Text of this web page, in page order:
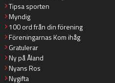
Tipsa sporten
Myndig
100 ord från din förening
Föreningarnas Kom ihåg
Gratulerar
Ny på Åland
Nyans Ros
Nygifta